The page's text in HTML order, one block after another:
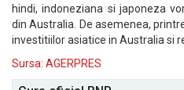
hindi, indoneziana si japoneza
din Australia. De asemenea,
investitiilor asiatice in Australia si
Sursa: AGERPRES